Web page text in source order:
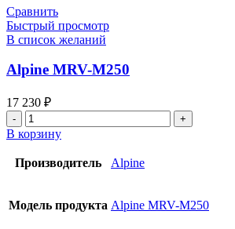
Сравнить
Быстрый просмотр
В список желаний
Alpine MRV-M250
17 230 ₽
В корзину
Производитель Alpine
Модель продукта Alpine MRV-M250